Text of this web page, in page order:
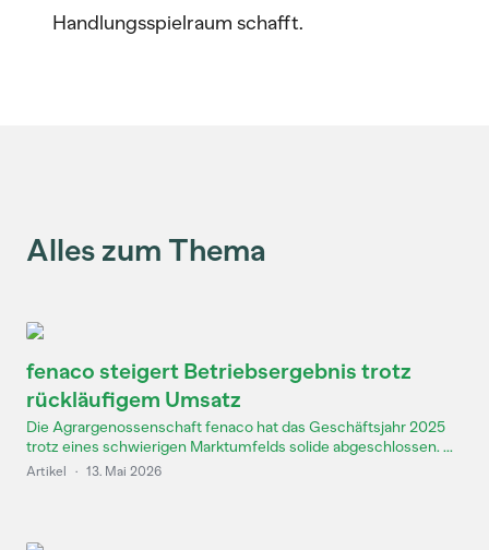
Handlungsspielraum schafft.
Alles zum Thema
fenaco steigert Betriebsergebnis trotz
rückläufigem Umsatz
Die Agrargenossenschaft fenaco hat das Geschäftsjahr 2025
trotz eines schwierigen Marktumfelds solide abgeschlossen. ...
Artikel · 13. Mai 2026